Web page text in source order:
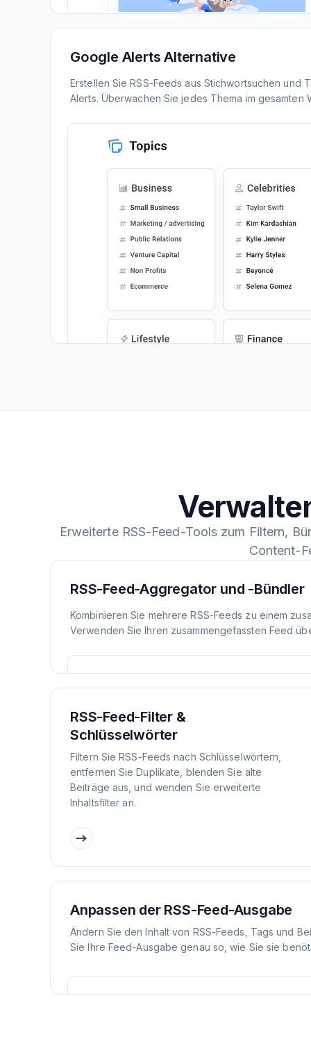
Google Alerts Alternative
Erstellen Sie RSS-Feeds aus Stichwortsuchen und
Alerts. Überwachen Sie jedes Thema im gesamten
Erweiterte RSS-Feed-Tools zum Filtern,
Content-
RSS-Feed-Aggregator und -Bündler
Kombinieren Sie mehrere RSS-Feeds zu einem
Verwenden Sie Ihren zusammengefassten Feed
RSS-Feed-Filter &
Schlüsselwörter
Filtern Sie RSS-Feeds nach Schlüsselwörtern,
entfernen Sie Duplikate, blenden Sie alte
Beiträge aus, und wenden Sie erweiterte
Inhaltsfilter an.
Anpassen der RSS-Feed-Ausgabe
Ändern Sie den Inhalt von RSS-Feeds, Tags und
Sie Ihre Feed-Ausgabe genau so, wie Sie sie